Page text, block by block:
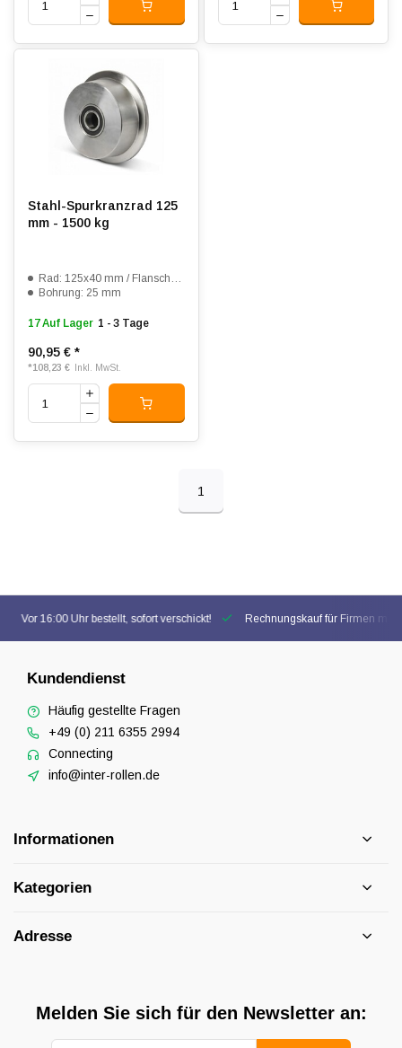
Stahl-Spurkranzrad 125
mm - 1500 kg
Rad: 125x40 mm / Flansch: 150x50 mm
Bohrung: 25 mm
17 Auf Lager 1 - 3 Tage
90,95 € *
*108,23 € Inkl. MwSt.
1
Vor 16:00 Uhr bestellt, sofort verschickt! Rechnungskauf für Firmen
Kundendienst
Häufig gestellte Fragen
+49 (0) 211 6355 2994
Connecting
info@inter-rollen.de
Informationen
Kategorien
Adresse
Melden Sie sich für den Newsletter an: